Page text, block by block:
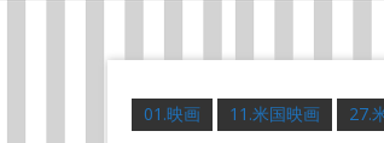
01.映画 11.米国映画 27.